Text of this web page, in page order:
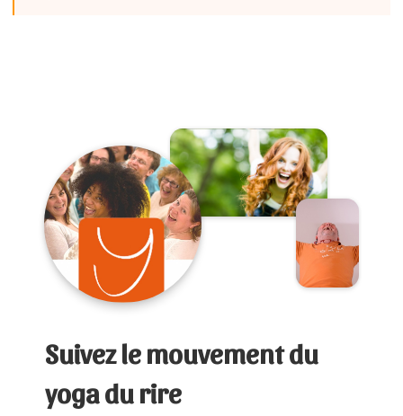
Suivez le mouvement du
yoga du rire